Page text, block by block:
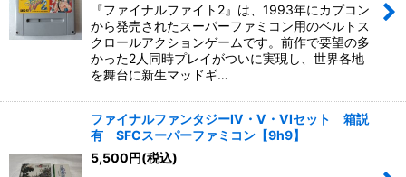
『ファイナルファイト2』は、1993年にカプコン
から発売されたスーパーファミコン用のベルトス
クロールアクションゲームです。前作で要望の多
かった2人同時プレイがついに実現し、世界各地
を舞台に新生マッドギ…
ファイナルファンタジーIV・V・VIセット 箱説
有 SFCスーパーファミコン【9h9】
5,500円(税込)